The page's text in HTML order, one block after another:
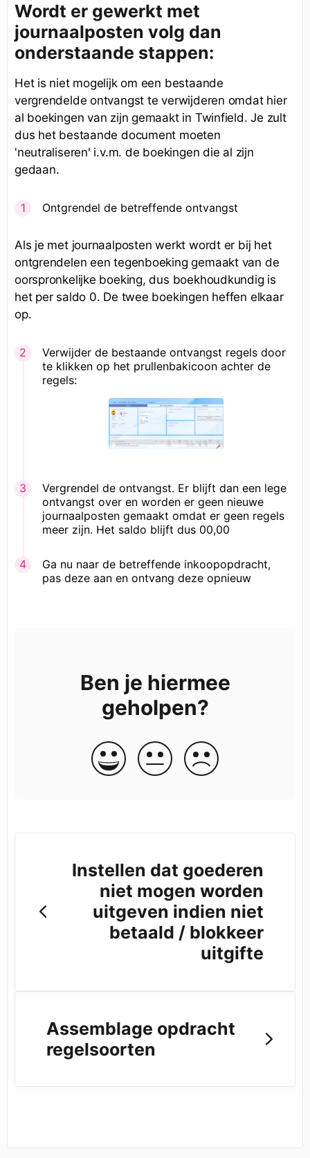
Wordt er gewerkt met
journaalposten volg dan
onderstaande stappen:
Het is niet mogelijk om een bestaande
vergrendelde ontvangst te verwijderen omdat hier
al boekingen van zijn gemaakt in Twinfield. Je zult
dus het bestaande document moeten
'neutraliseren' i.v.m. de boekingen die al zijn
gedaan.
Ontgrendel de betreffende ontvangst
Als je met journaalposten werkt wordt er bij het
ontgrendelen een tegenboeking gemaakt van de
oorspronkelijke boeking, dus boekhoudkundig is
het per saldo 0. De twee boekingen heffen elkaar
op.
Verwijder de bestaande ontvangst regels door
te klikken op het prullenbakicoon achter de
regels:
Vergrendel de ontvangst. Er blijft dan een lege
ontvangst over en worden er geen nieuwe
journaalposten gemaakt omdat er geen regels
meer zijn. Het saldo blijft dus 00,00
Ga nu naar de betreffende inkoopopdracht,
pas deze aan en ontvang deze opnieuw
Ben je hiermee
geholpen?
Instellen dat goederen
niet mogen worden
uitgeven indien niet
betaald / blokkeer
uitgifte
Assemblage opdracht
regelsoorten